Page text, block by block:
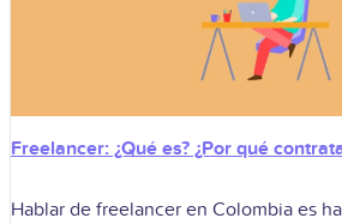
Freelancer: ¿Qué es? ¿Por qué
Hablar de freelancer en Colombia es